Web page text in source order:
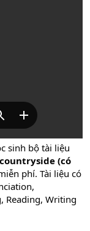
sinh bộ tài liệu
(có
phí. Tài liệu có
Reading, Writing